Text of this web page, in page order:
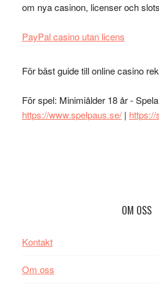
om nya casinon, licenser och
PayPal casino utan licens
För bäst guide till online casino
För spel: Minimiålder 18 år -
https://www.spelpaus.se/| https://
OM OSS
Kontakt
Om oss